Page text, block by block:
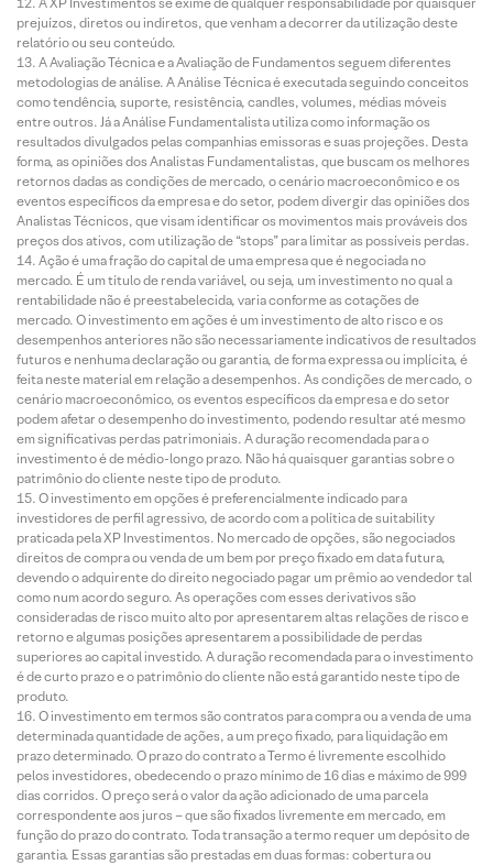
prejuízos, diretos ou indiretos, que venham a decorrer da utilização deste
relatório ou seu conteúdo.
A Avaliação Técnica e a Avaliação de Fundamentos seguem diferentes
metodologias de análise. A Análise Técnica é executada seguindo conceitos
como tendência, suporte, resistência, candles, volumes, médias móveis
entre outros. Já a Análise Fundamentalista utiliza como informação os
resultados divulgados pelas companhias emissoras e suas projeções. Desta
forma, as opiniões dos Analistas Fundamentalistas, que buscam os melhores
retornos dadas as condições de mercado, o cenário macroeconômico e os
eventos específicos da empresa e do setor, podem divergir das opiniões dos
Analistas Técnicos, que visam identificar os movimentos mais prováveis dos
preços dos ativos, com utilização de “stops” para limitar as possíveis perdas.
Ação é uma fração do capital de uma empresa que é negociada no
mercado. É um título de renda variável, ou seja, um investimento no qual a
rentabilidade não é preestabelecida, varia conforme as cotações de
mercado. O investimento em ações é um investimento de alto risco e os
desempenhos anteriores não são necessariamente indicativos de resultados
futuros e nenhuma declaração ou garantia, de forma expressa ou implícita, é
feita neste material em relação a desempenhos. As condições de mercado, o
cenário macroeconômico, os eventos específicos da empresa e do setor
podem afetar o desempenho do investimento, podendo resultar até mesmo
em significativas perdas patrimoniais. A duração recomendada para o
investimento é de médio-longo prazo. Não há quaisquer garantias sobre o
patrimônio do cliente neste tipo de produto.
O investimento em opções é preferencialmente indicado para
investidores de perfil agressivo, de acordo com a política de suitability
praticada pela XP Investimentos. No mercado de opções, são negociados
direitos de compra ou venda de um bem por preço fixado em data futura,
devendo o adquirente do direito negociado pagar um prêmio ao vendedor tal
como num acordo seguro. As operações com esses derivativos são
consideradas de risco muito alto por apresentarem altas relações de risco e
retorno e algumas posições apresentarem a possibilidade de perdas
superiores ao capital investido. A duração recomendada para o investimento
é de curto prazo e o patrimônio do cliente não está garantido neste tipo de
produto.
O investimento em termos são contratos para compra ou a venda de uma
determinada quantidade de ações, a um preço fixado, para liquidação em
prazo determinado. O prazo do contrato a Termo é livremente escolhido
pelos investidores, obedecendo o prazo mínimo de 16 dias e máximo de 999
dias corridos. O preço será o valor da ação adicionado de uma parcela
correspondente aos juros – que são fixados livremente em mercado, em
função do prazo do contrato. Toda transação a termo requer um depósito de
garantia. Essas garantias são prestadas em duas formas: cobertura ou